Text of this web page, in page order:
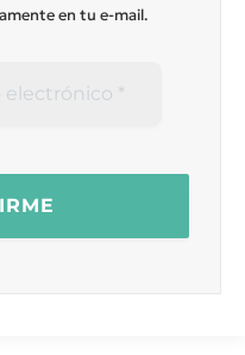
en tu e-mail.